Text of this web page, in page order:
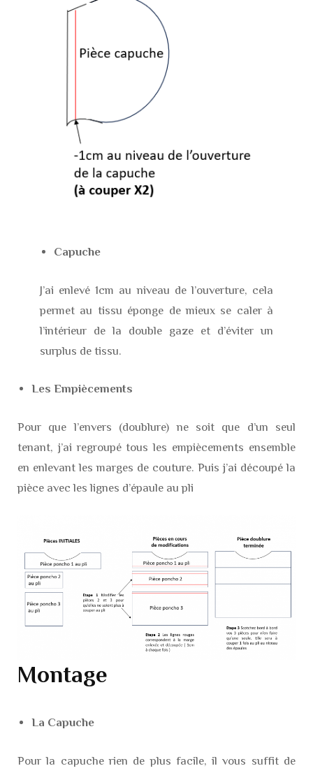
Capuche
J’ai enlevé 1cm au niveau de l’ouverture, cela
permet au tissu éponge de mieux se caler à
l’intérieur de la double gaze et d’éviter un
surplus de tissu.
Les Empiècements
Pour que l’envers (doublure) ne soit que d’un seul
tenant, j’ai regroupé tous les empiècements ensemble
en enlevant les marges de couture. Puis j’ai découpé la
pièce avec les lignes d’épaule au pli
Montage
La Capuche
Pour la capuche rien de plus facile, il vous suffit de